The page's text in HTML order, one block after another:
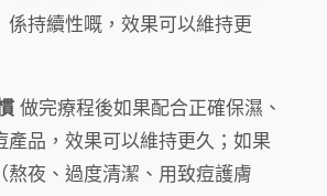
係持續性嘅，效果可以維持更
做完療程後如果配合正確保濕、
產品，效果可以維持更久；如果
熬夜、過度清潔、用致痘護膚